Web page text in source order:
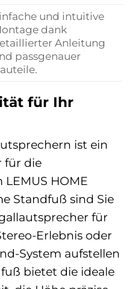
und intuitive
dank
Anleitung
passgenauer
für Ihr
ist ein
für die
HOME
Standfuß sind Sie
für
Erlebnis oder
System aufstellen
bietet die ideale